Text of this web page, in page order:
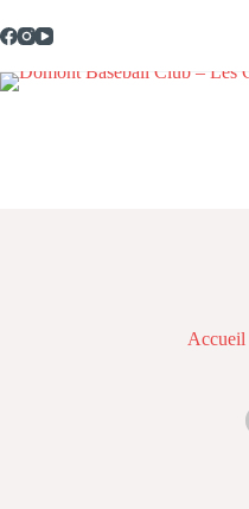
au
contenu
Accueil